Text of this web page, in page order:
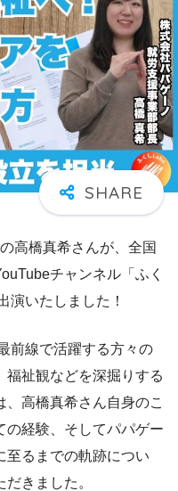
高橋真希さんが、全国
チャンネル「ふく
演いたしました！
前線で活躍する方々の
福祉観などを深掘りする
高橋真希さん自身のこ
の経験、そしてパパゲー
至るまでの軌跡につい
きました。